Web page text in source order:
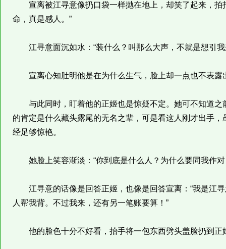
宣离被江寻意像扔口袋一样抛在地上，却笑了起来，拍
命，真是感人。”
江寻意面沉如水：“装什么？叫那么大声，不就是想引我
宣离心知肚明他是在为什么生气，脸上却一点也不表露
与此同时，盯着他的正姬也是惊疑不定。她可不知道之
的肯定是什么藏头露尾的无名之辈，可是看这人刚才出手
经足够惊艳。
她脸上笑容渐淡：“你到底是什么人？为什么要同我作对
江寻意的话像是回答正姬，也像是回答宣离：“我是江寻
人帮我背。不过我来，还有另一笔账要算！”
他的脸色十分不好看，抬手将一包东西劈头盖脸扔到正